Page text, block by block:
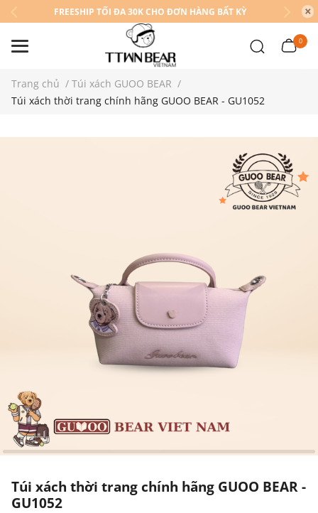
FREESHIP TỐI ĐA 30K CHO ĐƠN HÀNG BẤT KỲ
0
Trang chủ / Túi xách GUOO BEAR /
Túi xách thời trang chính hãng GUOO BEAR - GU1052
Túi xách thời trang chính hãng GUOO BEAR -
GU1052